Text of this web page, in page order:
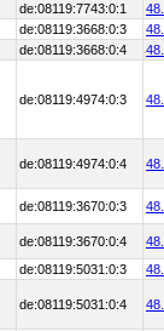
de:08119:7743:0:1
de:08119:3668:0:3
de:08119:3668:0:4
de:08119:4974:0:3
de:08119:4974:0:4
de:08119:3670:0:3
de:08119:3670:0:4
de:08119:5031:0:3
de:08119:5031:0:4